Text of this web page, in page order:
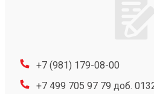
+7 (981) 179-08-00
+7 499 705 97 79 доб.